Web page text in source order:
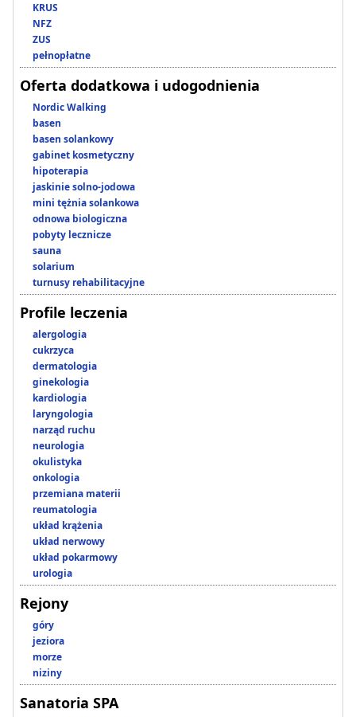
KRUS
NFZ
ZUS
pełnopłatne
Oferta dodatkowa i udogodnienia
Nordic Walking
basen
basen solankowy
gabinet kosmetyczny
hipoterapia
jaskinie solno-jodowa
mini tężnia solankowa
odnowa biologiczna
pobyty lecznicze
sauna
solarium
turnusy rehabilitacyjne
Profile leczenia
alergologia
cukrzyca
dermatologia
ginekologia
kardiologia
laryngologia
narząd ruchu
neurologia
okulistyka
onkologia
przemiana materii
reumatologia
układ krążenia
układ nerwowy
układ pokarmowy
urologia
Rejony
góry
jeziora
morze
niziny
Sanatoria SPA